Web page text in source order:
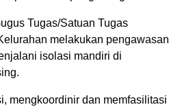
Tugas/Satuan Tugas
melakukan pengawasan
isolasi mandiri di
mengkoordinir dan memfasilitasi